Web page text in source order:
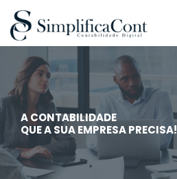
A CONTABILIDADE
QUE A SUA EMPRESA PRECISA!